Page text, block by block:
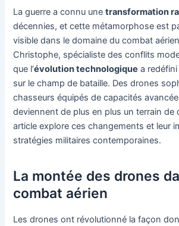
La guerre a connu unetransformation
décennies, et cette métamorphose est
visible dans le domaine du combat
Christophe, spécialiste des conflits
que l’évolution technologique a
sur le champ de bataille. Des drones
chasseurs équipés de capacités
deviennent de plus en plus un terrain de
article explore ces changements et leur
stratégies militaires contemporaines.
La montée des drones
combat aérien
Les drones ont révolutionné la façon